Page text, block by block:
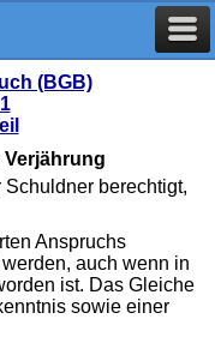
(BGB)
Verjährung
berechtigt,
Anspruchs
auch wenn in
ist. Das Gleiche
sowie einer